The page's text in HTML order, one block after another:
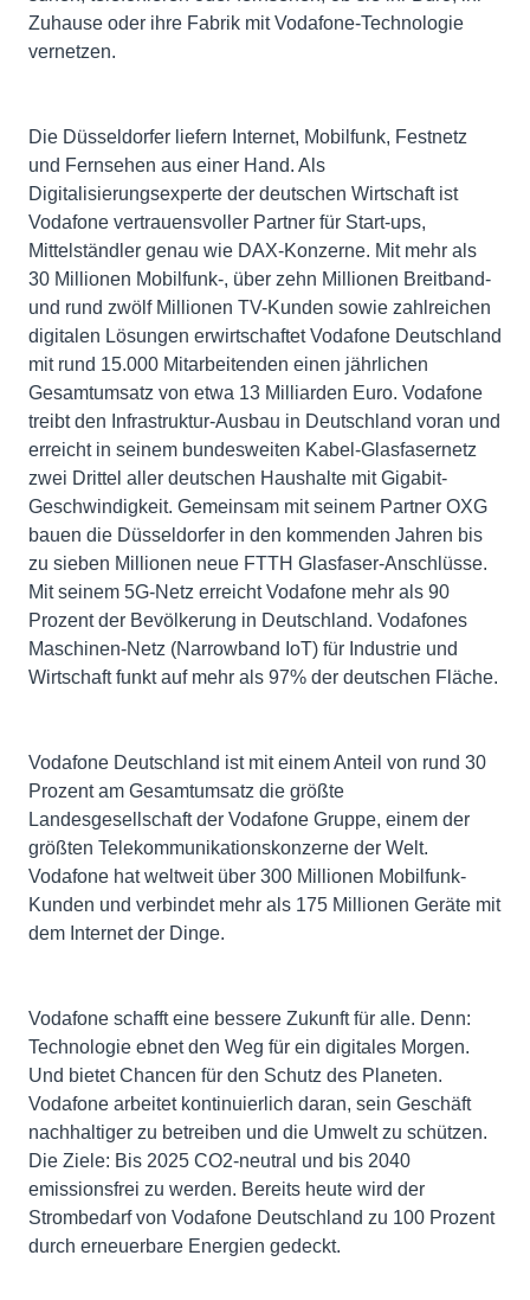
Zuhause oder ihre Fabrik mit Vodafone-Technologie
vernetzen.
Die Düsseldorfer liefern Internet, Mobilfunk, Festnetz
und Fernsehen aus einer Hand. Als
Digitalisierungsexperte der deutschen Wirtschaft ist
Vodafone vertrauensvoller Partner für Start-ups,
Mittelständler genau wie DAX-Konzerne. Mit mehr als
30 Millionen Mobilfunk-, über zehn Millionen Breitband-
und rund zwölf Millionen TV-Kunden sowie zahlreichen
digitalen Lösungen erwirtschaftet Vodafone Deutschland
mit rund 15.000 Mitarbeitenden einen jährlichen
Gesamtumsatz von etwa 13 Milliarden Euro. Vodafone
treibt den Infrastruktur-Ausbau in Deutschland voran und
erreicht in seinem bundesweiten Kabel-Glasfasernetz
zwei Drittel aller deutschen Haushalte mit Gigabit-
Geschwindigkeit. Gemeinsam mit seinem Partner OXG
bauen die Düsseldorfer in den kommenden Jahren bis
zu sieben Millionen neue FTTH Glasfaser-Anschlüsse.
Mit seinem 5G-Netz erreicht Vodafone mehr als 90
Prozent der Bevölkerung in Deutschland. Vodafones
Maschinen-Netz (Narrowband IoT) für Industrie und
Wirtschaft funkt auf mehr als 97% der deutschen Fläche.
Vodafone Deutschland ist mit einem Anteil von rund 30
Prozent am Gesamtumsatz die größte
Landesgesellschaft der Vodafone Gruppe, einem der
größten Telekommunikationskonzerne der Welt.
Vodafone hat weltweit über 300 Millionen Mobilfunk-
Kunden und verbindet mehr als 175 Millionen Geräte mit
dem Internet der Dinge.
Vodafone schafft eine bessere Zukunft für alle. Denn:
Technologie ebnet den Weg für ein digitales Morgen.
Und bietet Chancen für den Schutz des Planeten.
Vodafone arbeitet kontinuierlich daran, sein Geschäft
nachhaltiger zu betreiben und die Umwelt zu schützen.
Die Ziele: Bis 2025 CO2-neutral und bis 2040
emissionsfrei zu werden. Bereits heute wird der
Strombedarf von Vodafone Deutschland zu 100 Prozent
durch erneuerbare Energien gedeckt.